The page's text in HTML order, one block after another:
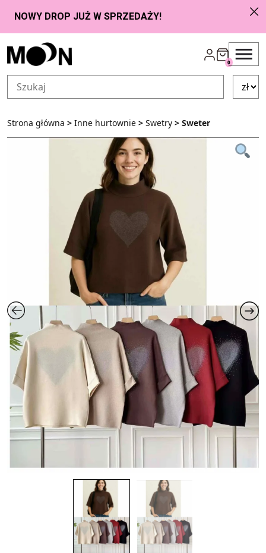
Przejdź do zawartości
0
Strona główna > Inne hurtownie > Swetry > Sweter